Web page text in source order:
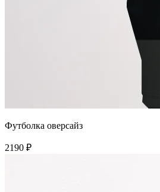
Футболка оверсайз
2190 ₽